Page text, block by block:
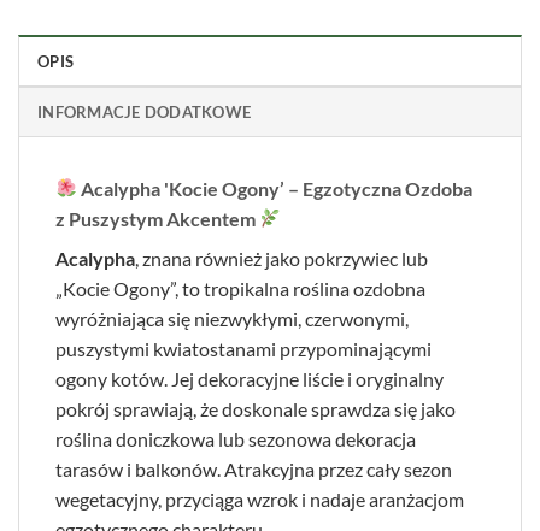
OPIS
INFORMACJE DODATKOWE
Acalypha 'Kocie Ogony’ – Egzotyczna Ozdoba
z Puszystym Akcentem
Acalypha , znana również jako pokrzywiec lub
„Kocie Ogony”, to tropikalna roślina ozdobna
wyróżniająca się niezwykłymi, czerwonymi,
puszystymi kwiatostanami przypominającymi
ogony kotów. Jej dekoracyjne liście i oryginalny
pokrój sprawiają, że doskonale sprawdza się jako
roślina doniczkowa lub sezonowa dekoracja
tarasów i balkonów. Atrakcyjna przez cały sezon
wegetacyjny, przyciąga wzrok i nadaje aranżacjom